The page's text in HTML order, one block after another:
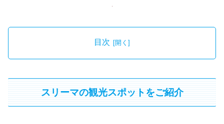
目次
スリーマの観光スポットをご紹介